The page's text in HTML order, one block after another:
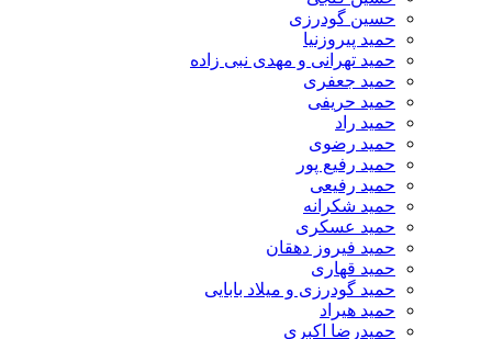
حسین گودرزی
حمید پیروزنیا
حمید تهرانی و مهدی نبی زاده
حمید جعفری
حمید حریفی
حمید راد
حمید رضوی
حمید رفیع پور
حمید رفیعی
حمید شکرانه
حمید عسکری
حمید فیروز دهقان
حمید قهاری
حمید گودرزی و میلاد بابایی
حمید هیراد
حمیدرضا اکبری